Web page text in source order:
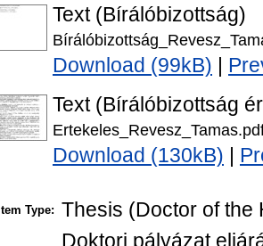
Text (Bírálóbizottság)
Download (99kB)
Text (Bírálóbizottság
Download (130kB)
Item Type: Thesis (Doctor of the
Doktori pályázat